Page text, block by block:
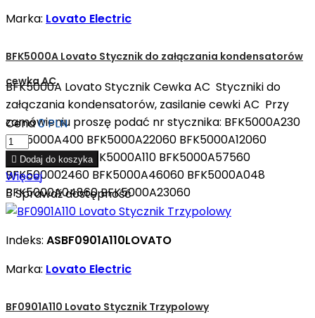
Marka: Lovato Electric
BFK5000A Lovato Stycznik do załączania kondensatorów
cewka AC
BFK5000A Lovato Stycznik Cewka AC Styczniki do
załączania kondensatorów, zasilanie cewki AC Przy
zamówieniu proszę podać nr stycznika: BFK5000A230
BFK5000A400 BFK5000A22060 BFK5000A12060
BFK5000A024 BFK5000A110 BFK5000A57560
BFK500002460 BFK5000A46060 BFK5000A048
BFK5000A04860 BFK5000A23060
Cena0 PLN
 Dodaj do koszyka
Więcej
Sprawdź dostępność
Indeks: ASBF0901A110LOVATO
Marka: Lovato Electric
BF0901A110 Lovato Stycznik Trzypolowy